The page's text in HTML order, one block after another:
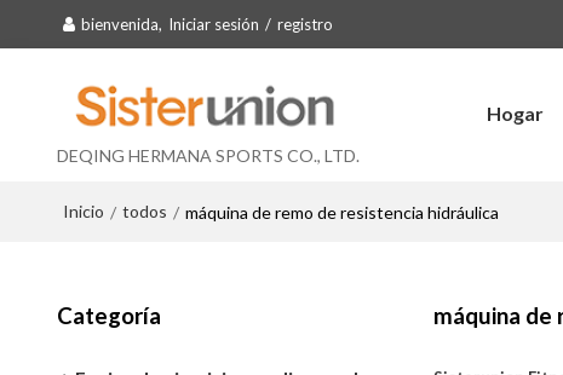
bienvenida, Iniciar sesión / registro
DEQING HERMANA SPORTS CO., LTD.
Hogar
Inicio / todos / máquina de remo de resistencia hidráulica
Categoría máquina de